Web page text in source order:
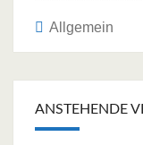
Allgemein
navigation
ANSTEHENDE